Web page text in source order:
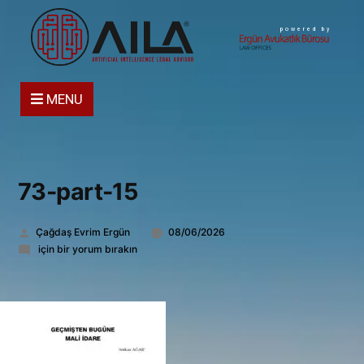
powered by
MENU
73-part-15
Gönderen:
Çağdaş Evrim Ergün
08/06/2026
73-
için bir yorum bırakın